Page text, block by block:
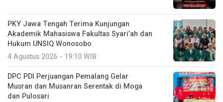
PKY Jawa Tengah Terima Kunjungan
Akademik Mahasiswa Fakultas Syari’ah dan
Hukum UNSIQ Wonosobo
4 Agustus 2026 - 19:10 WIB
DPC PDI Perjuangan Pemalang Gelar
Musran dan Musanran Serentak di Moga
dan Pulosari